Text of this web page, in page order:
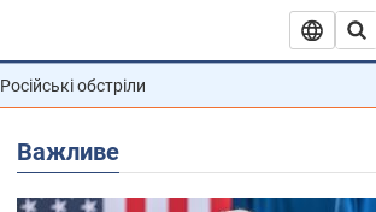
Російські обстріли
Важливе